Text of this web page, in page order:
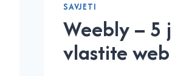
SAVJETI
Weebly – 5
vlastite